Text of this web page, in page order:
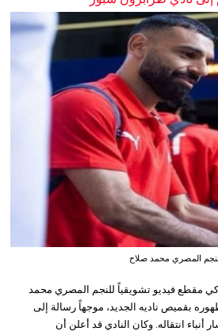
النجم المصري محمد صلاح
مقطع فيديو تشويقياً للنجم المصري محمد
بقميص ناديه الجديد، موجهاً رسالة إلى
أنباء انتقاله. وكان النادي قد أعلن أن